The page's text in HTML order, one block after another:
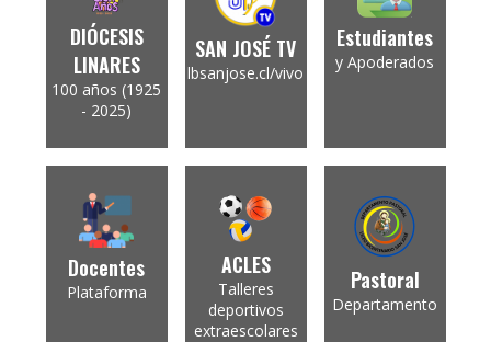
DIÓCESIS
LINARES
100 años (1925
- 2025)
SAN JOSÉ TV
lbsanjose.cl/vivo
Estudiantes
y Apoderados
Docentes
Plataforma
ACLES
Talleres
deportivos
extraescolares
Pastoral
Departamento